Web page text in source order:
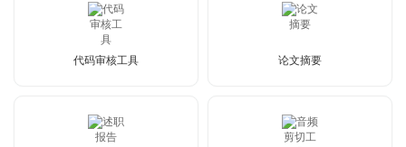
代码审核工具 论文摘要